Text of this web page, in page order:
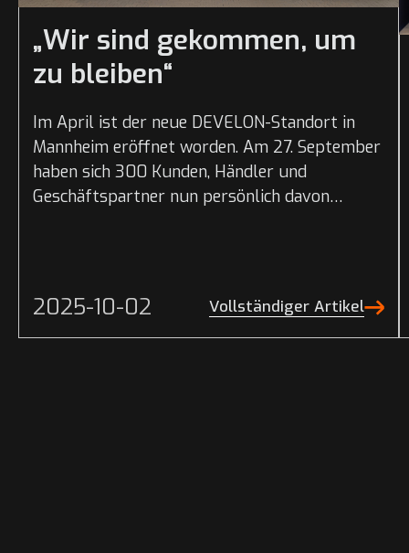
„Wir sind gekommen, um
zu bleiben“
Im April ist der neue DEVELON-Standort in
Mannheim eröffnet worden. Am 27. September
haben sich 300 Kunden, Händler und
Geschäftspartner nun persönlich davon
2025-10-02 Vollständiger Artikel